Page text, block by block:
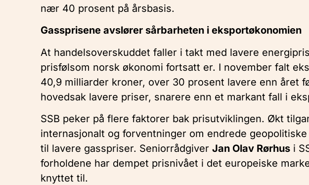
nær 40 prosent på årsbasis.
Gassprisene avslører sårbarheten i eksportøkonomien
At handelsoverskuddet faller i takt med lavere
prisfølsom norsk økonomi fortsatt er. I november falt
40,9 milliarder kroner, over 30 prosent lavere enn året
hovedsak lavere priser, snarere enn et markant fall i
SSB peker på flere faktorer bak prisutviklingen. Økt
internasjonalt og forventninger om endrede
til lavere gasspriser. Seniorrådgiver Jan Olav Rørhus i
forholdene har dempet prisnivået i det europeiske
knyttet til.